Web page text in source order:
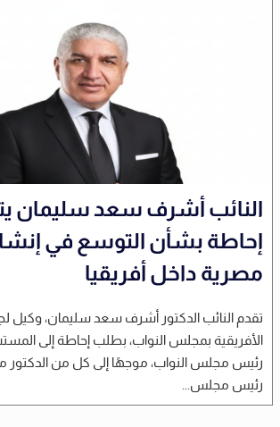
النائب أشرف سعد سليمان
إحاطة بشأن التوسع في
مصرية داخل أفريقيا
تقدم النائب الدكتور أشرف سعد سليمان، وكيل
الأفريقية بمجلس النواب، بطلب إحاطة إلى
رئيس مجلس النواب، موجهًا إلى كل من
رئيس مجلس...